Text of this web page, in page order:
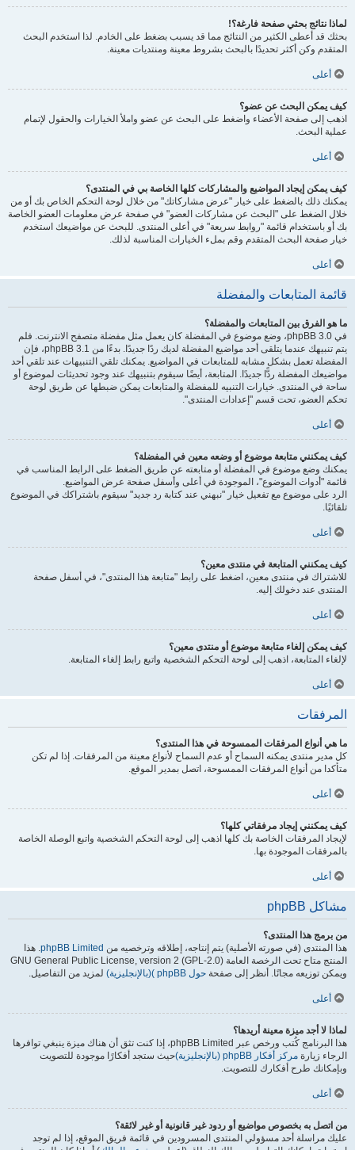
لماذا نتائج بحثي صفحة فارغة؟!
بحثك قد أعطى الكثير من النتائج مما قد يسبب بضغط على الخادم. لذا استخدم البحث
المتقدم وكن أكثر تحديدًا بالبحث بشروط معينة ومنتديات معينة.
أعلى
كيف يمكن البحث عن عضو؟
اذهب إلى صفحة الأعضاء واضغط على البحث عن عضو واملأ الخيارات والحقول لإتمام
عملية البحث.
أعلى
كيف يمكن إيجاد المواضيع والمشاركات كلها الخاصة بي في المنتدى؟
يمكنك ذلك بالضغط على خيار "عرض مشاركاتك" من خلال لوحة التحكم الخاص بك أو من
خلال الضغط على "البحث عن مشاركات العضو" في صفحة عرض معلومات العضو الخاصة
بك أو باستخدام قائمة "روابط سريعة" في أعلى المنتدى. للبحث عن مواضيعك استخدم
خيار صفحة البحث المتقدم وقم بملء الخيارات المناسبة لذلك.
أعلى
قائمة المتابعات والمفضلة
ما هو الفرق بين المتابعات والمفضلة؟
في phpBB 3.0، وضع موضوع في المفضلة كان يعمل مثل مفضلة متصفح الانترنت. فلم
يتم تنبيهك عندما يتلقى أحد مواضيع المفضلة لديك ردًا جديدًا. بدءًا من phpBB 3.1، فإن
المفضلة تعمل بشكل مشابه للمتابعات في المواضيع. يمكنك تلقي التنبيهات عند تلقي أحد
مواضيعك المفضلة ردًّا جديدًا. المتابعة، أيضًا سيقوم بتنبيهك عند وجود تحديثات لموضوع أو
ساحة في المنتدى. خيارات التنبيه للمفضلة والمتابعات يمكن ضبطها عن طريق لوحة
تحكم العضو، تحت قسم "إعدادات المنتدى".
أعلى
كيف يمكنني متابعة موضوع أو وضعه معين في المفضلة؟
يمكنك وضع موضوع في المفضلة أو متابعته عن طريق الضغط على الرابط المناسب في
قائمة "أدوات الموضوع"، الموجودة في أعلى وأسفل صفحة عرض المواضيع.
الرد على موضوع مع تفعيل خيار "نبهني عند كتابة رد جديد" سيقوم باشتراكك في الموضوع
تلقائيًا.
أعلى
كيف يمكنني المتابعة في منتدى معين؟
للاشتراك في منتدى معين، اضغط على رابط "متابعة هذا المنتدى"، في أسفل صفحة
المنتدى عند دخولك إليه.
أعلى
كيف يمكن إلغاء متابعة موضوع أو منتدى معين؟
لإلغاء المتابعة، اذهب إلى لوحة التحكم الشخصية واتبع رابط إلغاء المتابعة.
أعلى
المرفقات
ما هي أنواع المرفقات الممسوحة في هذا المنتدى؟
كل مدير منتدى يمكنه السماح أو عدم السماح لأنواع معينة من المرفقات. إذا لم تكن
متأكدا من أنواع المرفقات الممسوحة، اتصل بمدير الموقع.
أعلى
كيف يمكنني إيجاد مرفقاتي كلها؟
لإيجاد المرفقات الخاصة بك كلها اذهب إلى لوحة التحكم الشخصية واتبع الوصلة الخاصة
بالمرفقات الموجودة بها.
أعلى
مشاكل phpBB
من برمج هذا المنتدى؟
هذا المنتدى (في صورته الأصلية) يتم إنتاجه، إطلاقه وترخصيه من phpBB Limited. هذا
المنتج متاح تحت الرخصة العامة GNU General Public License, version 2 (GPL-2.0)
ويمكن توزيعه مجانًا. أنظر إلى صفحة حول phpBB )(بالإنجليزية) لمزيد من التفاصيل.
أعلى
لماذا لا أجد ميزة معينة أريدها؟
هذا البرنامج كُتب ورخص عبر phpBB Limited، إذا كنت تثق أن هناك ميزة ينبغي توافرها
الرجاء زيارة مركز أفكار phpBB (بالإنجليزية)
حيث ستجد أفكارًا موجودة للتصويت
وبإمكانك طرح أفكارك للتصويت.
أعلى
من اتصل به بخصوص مواضيع أو ردود غير قانونية أو غير لائقة؟
عليك مراسلة أحد مسؤولي المنتدى المسرودين في قائمة فريق الموقع، إذا لم توجد